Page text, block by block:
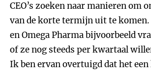
CEO’s zoeken naar manieren om
van de korte termijn uit te
en Omega Pharma bijvoorbeeld
of ze nog steeds per kwartaal
Ik ben ervan overtuigd dat het